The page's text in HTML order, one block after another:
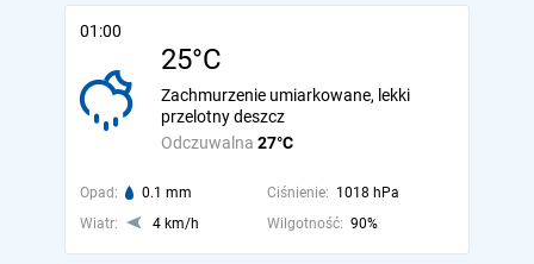
01:00
25°C
Odczuwalna 27°C
Zachmurzenie umiarkowane, lekki
przelotny deszcz
Opad: 0.1 mm Ciśnienie: 1018 hPa
Wiatr:
4 km/h Wilgotność: 90%